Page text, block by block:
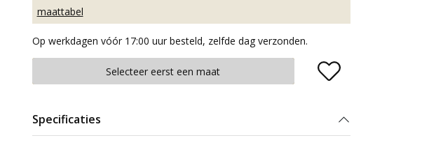
maattabel
Op werkdagen vóór 17:00 uur besteld, zelfde dag verzonden.
Plaats in winkelmand
Selecteer eerst een maat
Specificaties